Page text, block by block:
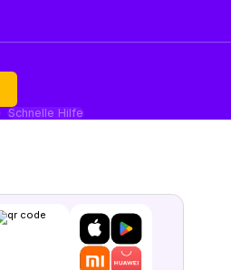
Schnelle Hilfe